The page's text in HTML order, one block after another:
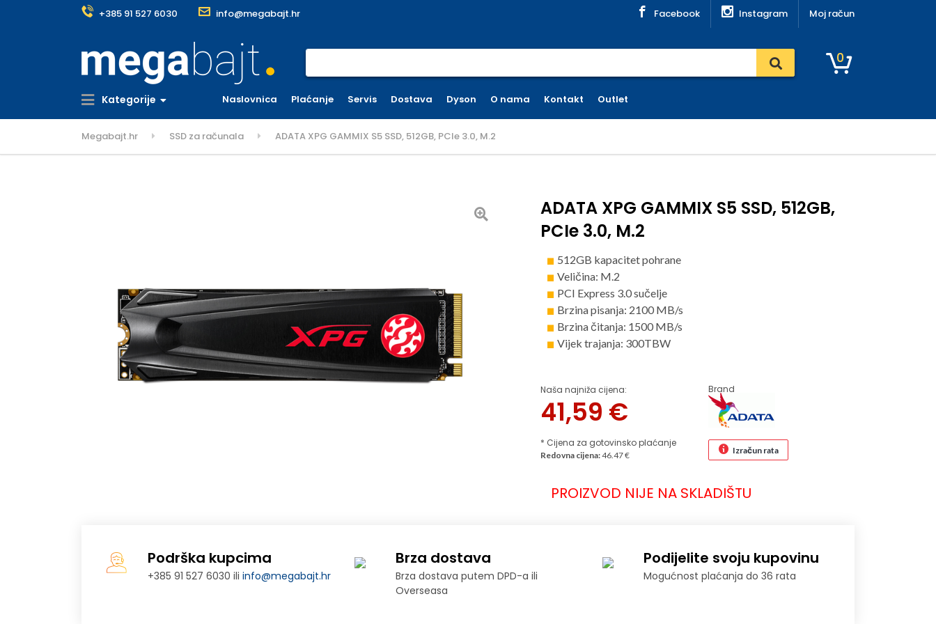
+385 91 527 6030 info@megabajt.hr Facebook Instagram Moj račun
0
Kategorije Naslovnica Plaćanje Servis Dostava Dyson O nama Kontakt Outlet
Megabajt.hr SSD za računala ADATA XPG GAMMIX S5 SSD, 512GB, PCIe 3.0, M.2
ADATA XPG GAMMIX S5 SSD, 512GB,
PCIe 3.0, M.2
512GB kapacitet pohrane
Veličina: M.2
PCI Express 3.0 sučelje
Brzina pisanja: 2100 MB/s
Brzina čitanja: 1500 MB/s
Vijek trajanja: 300TBW
Naša najniža cijena:
41,59 €
* Cijena za gotovinsko plaćanje
Brand
Redovna cijena:46.47 € Izračun rata
PROIZVOD NIJE NA SKLADIŠTU
Podrška kupcima
+385 91 527 6030 iliinfo@megabajt.hr
Brza dostava
Brza dostava putem DPD-a ili
Overseasa
Podijelite svoju kupovinu
Mogućnost plaćanja do 36 rata